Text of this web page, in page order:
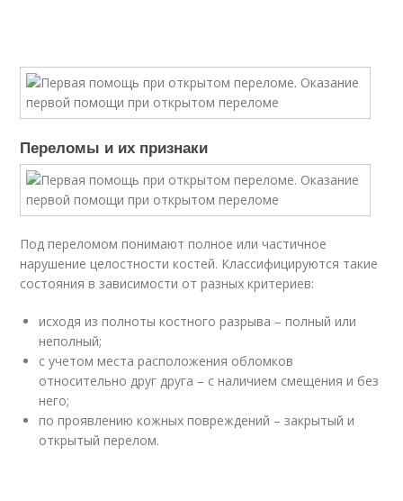
Переломы и их признаки
Под переломом понимают полное или частичное
нарушение целостности костей. Классифицируются такие
состояния в зависимости от разных критериев:
исходя из полноты костного разрыва – полный или
неполный;
с учетом места расположения обломков
относительно друг друга – с наличием смещения и без
него;
по проявлению кожных повреждений – закрытый и
открытый перелом.